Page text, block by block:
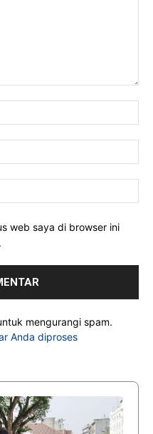
web saya di browser ini
mengurangi spam.
Anda diproses